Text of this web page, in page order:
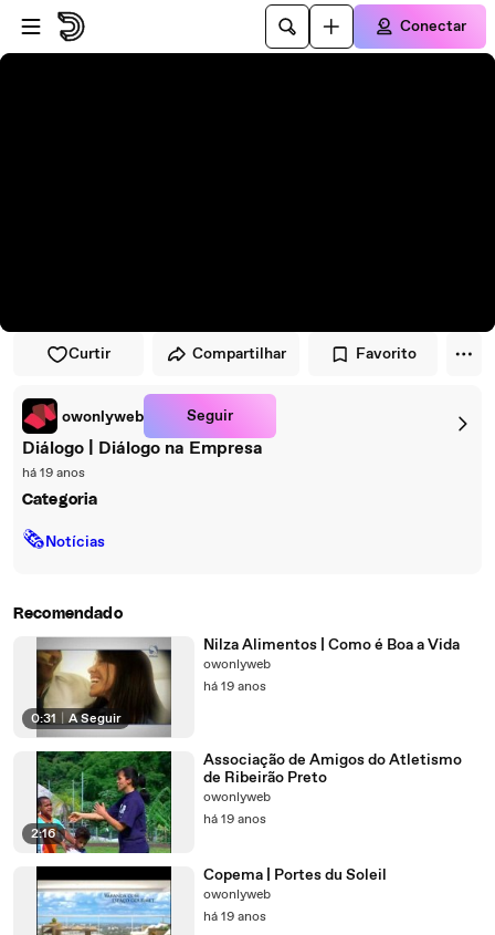
Pular para o player
Ir para o conteúdo principal
Conectar
Curtir Compartilhar Favorito
owonlyweb Seguir
Diálogo | Diálogo na Empresa
há 19 anos
Categoria
🗞Notícias
Recomendado
0:31 A Seguir
Nilza Alimentos | Como é Boa a Vida
owonlyweb
há 19 anos
2:16
Associação de Amigos do Atletismo
de Ribeirão Preto
owonlyweb
há 19 anos
Copema | Portes du Soleil
owonlyweb
há 19 anos